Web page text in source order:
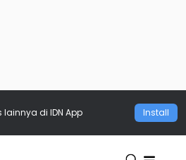
lainnya di IDN App Install